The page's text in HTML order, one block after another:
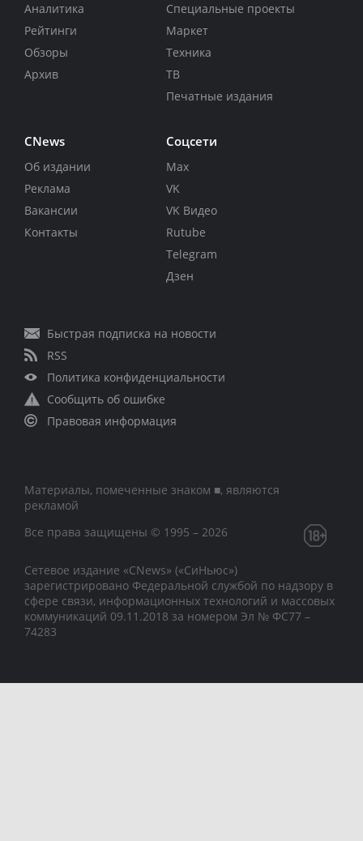
Аналитика
Рейтинги
Обзоры
Архив
Специальные проекты
Маркет
Техника
ТВ
Печатные издания
CNews
Об издании
Реклама
Вакансии
Контакты
Соцсети
Max
VK
VK Видео
Rutube
Telegram
Дзен
Быстрая подписка на новости
RSS
Политика конфиденциальности
Сообщить об ошибке
Правовая информация
Материалы, помеченные знаком ■, являются
рекламой
Все права защищены © 1995 – 2026
Сетевое издание «CNews» («СиНьюс»)
зарегистрировано Федеральной службой по надзору в
сфере связи, информационных технологий и массовых
коммуникаций 09.11.2018 за номером Эл № ФС77 –
74283